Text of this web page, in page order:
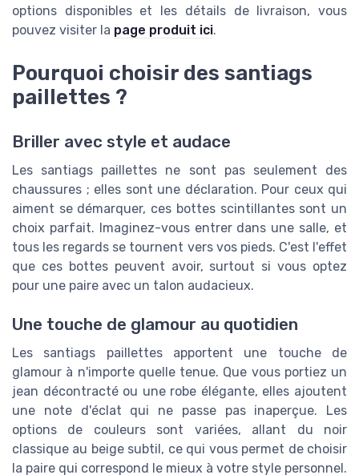
options disponibles et les détails de livraison, vous
pouvez visiter la page produit ici.
Pourquoi choisir des santiags
paillettes ?
Briller avec style et audace
Les santiags paillettes ne sont pas seulement des
chaussures ; elles sont une déclaration. Pour ceux qui
aiment se démarquer, ces bottes scintillantes sont un
choix parfait. Imaginez-vous entrer dans une salle, et
tous les regards se tournent vers vos pieds. C'est l'effet
que ces bottes peuvent avoir, surtout si vous optez
pour une paire avec un talon audacieux.
Une touche de glamour au quotidien
Les santiags paillettes apportent une touche de
glamour à n'importe quelle tenue. Que vous portiez un
jean décontracté ou une robe élégante, elles ajoutent
une note d'éclat qui ne passe pas inaperçue. Les
options de couleurs sont variées, allant du noir
classique au beige subtil, ce qui vous permet de choisir
la paire qui correspond le mieux à votre style personnel.